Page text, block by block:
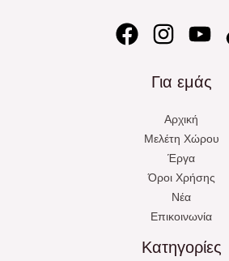
Για εμάς
Αρχική
Μελέτη Χώρου
Έργα
Όροι Χρήσης
Νέα
Επικοινωνία
Κατηγορίες